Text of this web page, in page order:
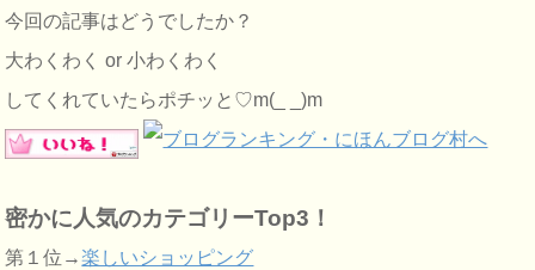
今回の記事はどうでしたか？
大わくわく or 小わくわく
してくれていたらポチッと♡m(_ _)m
密かに人気のカテゴリーTop3！
第１位→楽しいショッピング